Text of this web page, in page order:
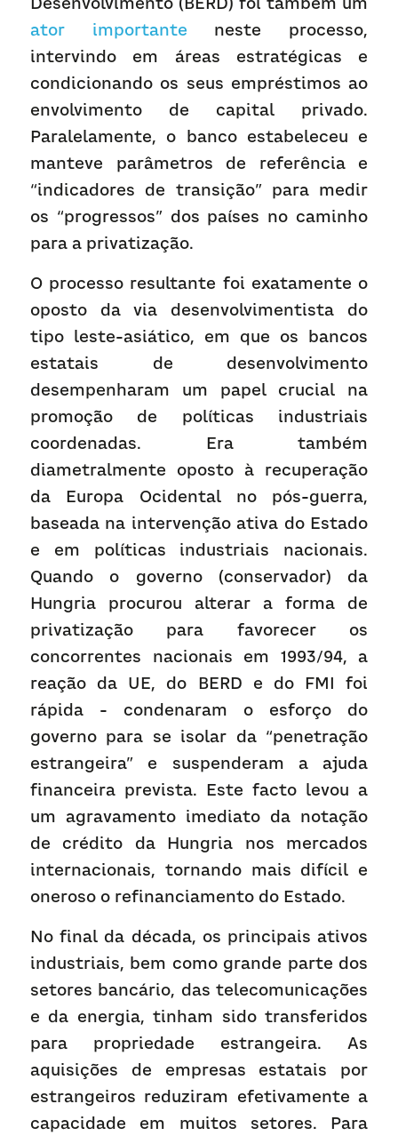
ator importante neste processo,
intervindo em áreas estratégicas e
condicionando os seus empréstimos ao
envolvimento de capital privado.
Paralelamente, o banco estabeleceu e
manteve parâmetros de referência e
“indicadores de transição” para medir
os “progressos” dos países no caminho
para a privatização.
O processo resultante foi exatamente o
oposto da via desenvolvimentista do
tipo leste-asiático, em que os bancos
estatais de desenvolvimento
desempenharam um papel crucial na
promoção de políticas industriais
coordenadas. Era também
diametralmente oposto à recuperação
da Europa Ocidental no pós-guerra,
baseada na intervenção ativa do Estado
e em políticas industriais nacionais.
Quando o governo (conservador) da
Hungria procurou alterar a forma de
privatização para favorecer os
concorrentes nacionais em 1993/94, a
reação da UE, do BERD e do FMI foi
rápida - condenaram o esforço do
governo para se isolar da “penetração
estrangeira” e suspenderam a ajuda
financeira prevista. Este facto levou a
um agravamento imediato da notação
de crédito da Hungria nos mercados
internacionais, tornando mais difícil e
oneroso o refinanciamento do Estado.
No final da década, os principais ativos
industriais, bem como grande parte dos
setores bancário, das telecomunicações
e da energia, tinham sido transferidos
para propriedade estrangeira. As
aquisições de empresas estatais por
estrangeiros reduziram efetivamente a
capacidade em muitos setores. Para